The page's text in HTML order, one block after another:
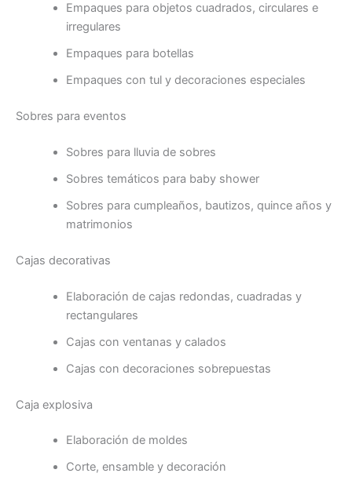
Empaques para objetos cuadrados, circulares e
irregulares
Empaques para botellas
Empaques con tul y decoraciones especiales
Sobres para eventos
Sobres para lluvia de sobres
Sobres temáticos para baby shower
Sobres para cumpleaños, bautizos, quince años y
matrimonios
Cajas decorativas
Elaboración de cajas redondas, cuadradas y
rectangulares
Cajas con ventanas y calados
Cajas con decoraciones sobrepuestas
Caja explosiva
Elaboración de moldes
Corte, ensamble y decoración